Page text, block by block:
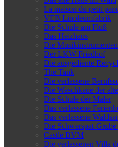
La maison du petit
VEB Linoleumfabrik
Die Schule am Fluß
Das Heizhaus
Die
Der LKW Friedhof
Die ausgediente
The Tank
Die verlassene
Die Waschkaue der
Die Schule der Maler
Das verlassene
Das verlassene
Die Schwerspat-
Castle BVM
Die verlassenen Villa